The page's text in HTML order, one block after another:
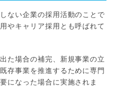
ない企業の採用活動のことで
やキャリア採用とも呼ばれて
た場合の補完、新規事業の立
存事業を推進するために専門
になった場合に実施されま